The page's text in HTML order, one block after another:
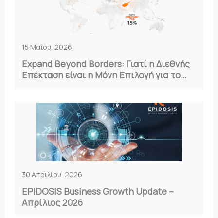
15 Μαΐου, 2026
Expand Beyond Borders: Γιατί η Διεθνής
Επέκταση είναι η Μόνη Επιλογή για το
30 Απριλίου, 2026
EPIDOSIS Business Growth Update –
Απρίλιος 2026